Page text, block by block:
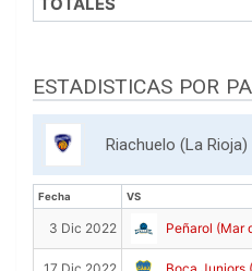
TOTALES
ESTADISTICAS POR
Riachuelo (La Rioja)
Fecha VS
3 Dic 2022 Peñarol (Mar